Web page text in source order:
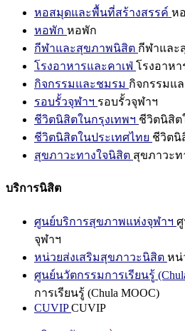
หอสมุดและพื้นที่สร้างสรรค์ ห
หอพัก หอพัก
กีฬาและสุขภาพนิสิต กีฬาและ
โรงอาหารและคาเฟ่ โรงอาหา
กิจกรรมและชมรม กิจกรรมแ
รอบรั้วจุฬาฯ รอบรั้วจุฬาฯ
ชีวิตนิสิตในกรุงเทพฯ ชีวิตนิสิต
ชีวิตนิสิตในประเทศไทย ชีวิตนิ
สุขภาวะทางใจนิสิต สุขภาวะท
บริการนิสิต
ศูนย์บริการสุขภาพแห่งจุฬาฯ
จุฬาฯ
หน่วยส่งเสริมสุขภาวะนิสิต หน่
ศูนย์นวัตกรรมการเรียนรู้
การเรียนรู้ (Chula MOOC)
CUVIPCUVIP